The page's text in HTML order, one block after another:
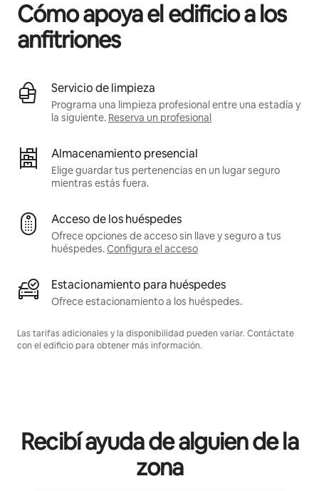
Cómo apoya el edificio a los
anfitriones
Servicio de limpieza
Programa una limpieza profesional entre una estadía y
la siguiente. Reserva un profesional
Almacenamiento presencial
Elige guardar tus pertenencias en un lugar seguro
mientras estás fuera.
Acceso de los huéspedes
Ofrece opciones de acceso sin llave y seguro a tus
huéspedes.Configura el acceso
Estacionamiento para huéspedes
Ofrece estacionamiento a los huéspedes.
Las tarifas adicionales y la disponibilidad pueden variar. Contáctate
con el edificio para obtener más información.
Recibí ayuda de alguien de la
zona